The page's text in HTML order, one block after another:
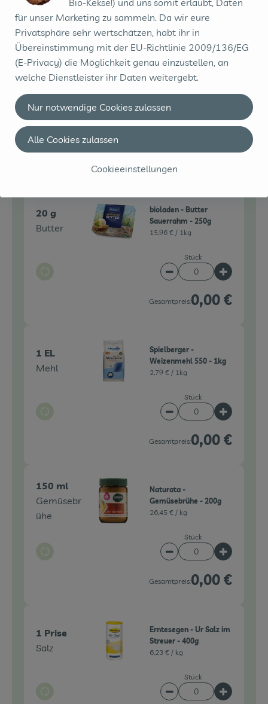
1 Stk
Rezept
Auswahl ändern
Rezept beilegen
Artikelanzahl
0,00 €
20 g
Butter
Auswahl ändern
bioladen - Butter
Sauerrahm - 250g
15,96 € / 1kg
Stück
Artikelanzahl
Gesamtpreis:0,00 €
1 EL
Mehl
Auswahl ändern
Spielberger -
Weizenmehl 550 - 1kg
2,79 € / 1kg
Stück
Artikelanzahl
Gesamtpreis:0,00 €
150 ml
Gemüsebr
ühe
Auswahl ändern
Naturata -
Gemüsebrühe - 200g
26,45 € / kg
Stück
Artikelanzahl
Gesamtpreis:0,00 €
1 Prise
Salz
Auswahl ändern
Erntesegen - Ur Salz im
Streuer - 400g
6,23 € / kg
Stück
Artikelanzahl
Bio-Kekse!) und uns somit erlaubt, Daten
für unser Marketing zu sammeln. Da wir eure
Privatsphäre sehr wertschätzen, habt ihr in
Übereinstimmung mit der EU-Richtlinie 2009/136/EG
(E-Privacy) die Möglichkeit genau einzustellen, an
welche Dienstleister ihr Daten weitergebt.
Cookieeinstellungen
Nur notwendige Cookies zulassen
Alle Cookies zulassen